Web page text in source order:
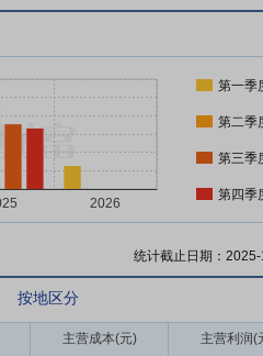
第一季
第二季
第三季
第四季
统计截止日期：
按地区分
主营成本(元) 主营利润(